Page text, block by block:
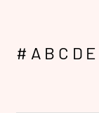
# A B C D E